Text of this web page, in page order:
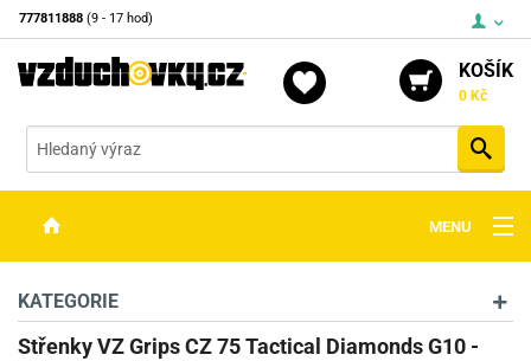
777811888 (9 - 17 hod)
KOŠÍK
0 Kč
MENU
OPTIKA
KATEGORIE
Střenky VZ Grips CZ 75 Tactical Diamonds G10 -